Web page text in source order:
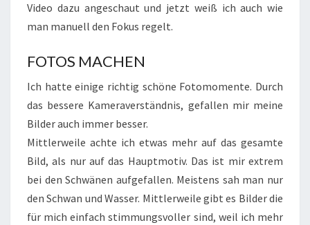
Video dazu angeschaut und jetzt weiß ich auch wie
man manuell den Fokus regelt.
FOTOS MACHEN
Ich hatte einige richtig schöne Fotomomente. Durch
das bessere Kameraverständnis, gefallen mir meine
Bilder auch immer besser.
Mittlerweile achte ich etwas mehr auf das gesamte
Bild, als nur auf das Hauptmotiv. Das ist mir extrem
bei den Schwänen aufgefallen. Meistens sah man nur
den Schwan und Wasser. Mittlerweile gibt es Bilder die
für mich einfach stimmungsvoller sind, weil ich mehr